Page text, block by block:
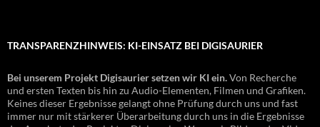
TRANSPARENZHINWEIS: KI-EINSATZ BEI DIGISAURIER
Bei unserem Projekt Digisaurier setzen wir KI ein.Von Recherche
und ersten Texten bis hin zu Audio-Elementen, Filmen und Grafiken.
Keines dieser Ergebnisse gelangt ohne Prüfung durch uns und fast
immer nur mit stärkerer Überarbeitung durch uns in die Ergebnisse